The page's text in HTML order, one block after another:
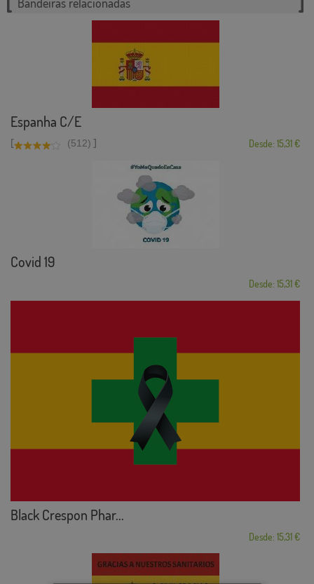
Espanha C/E
[ (512) ] Desde: 15,31 €
Covid 19
Desde: 15,31 €
Black Crespon Phar...
Desde: 15,31 €